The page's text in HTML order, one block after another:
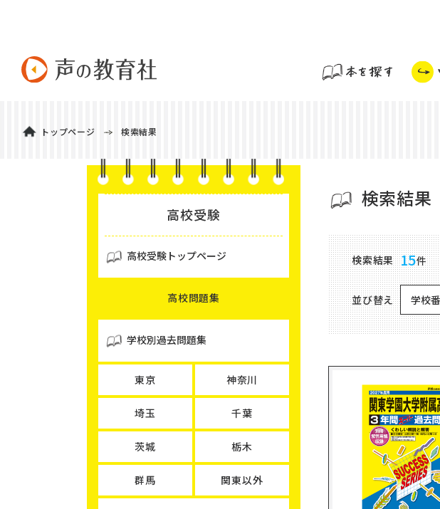
トップページ 検索結果
検索結果
商品検索結果
検索結果 15件
並び替え 学校
高校受験
高校受験トップページ
高校問題集
学校別過去問題集
東京 神奈川
埼玉 千葉
茨城 栃木
群馬 関東以外